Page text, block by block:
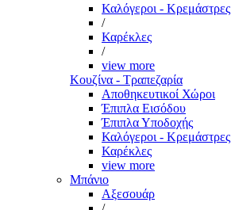
Καλόγεροι - Κρεμάστρες
/
Καρέκλες
/
view more
Κουζίνα - Τραπεζαρία
Αποθηκευτικοί Χώροι
Έπιπλα Εισόδου
Έπιπλα Υποδοχής
Καλόγεροι - Κρεμάστρες
Καρέκλες
view more
Μπάνιο
Αξεσουάρ